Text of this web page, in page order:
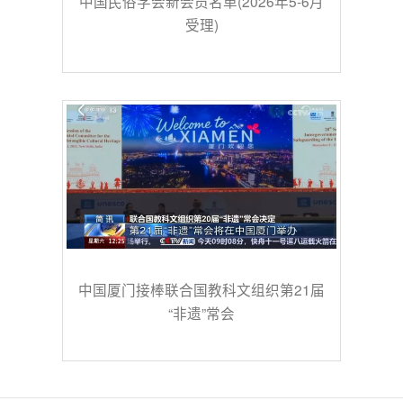
受理)
中国厦门接棒联合国教科文组织第21届
“非遗”常会